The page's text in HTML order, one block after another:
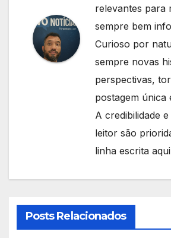
relevantes para
sempre bem
Curioso por
sempre novas
perspectivas,
postagem única
A credibilidade
leitor são
linha escrita
Posts Relacionados